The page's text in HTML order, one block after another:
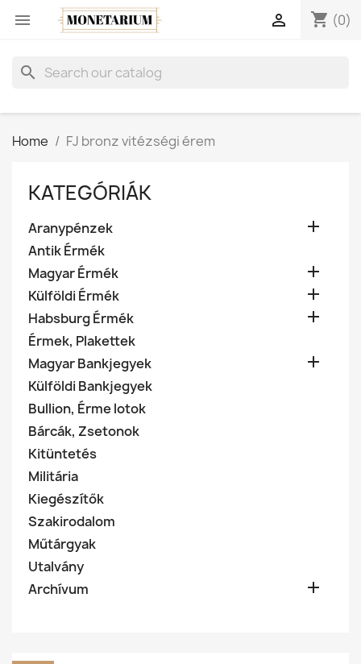
 shopping_cart (0)

search
Home FJ bronz vitézségi érem
KATEGÓRIÁK
Aranypénzek 
Antik Érmék
Magyar Érmék

Külföldi Érmék 
Habsburg Érmék 
Érmek, Plakettek
Magyar Bankjegyek

Külföldi Bankjegyek
Bullion, Érme lotok
Bárcák, Zsetonok
Kitüntetés
Militária
Kiegészítők
Szakirodalom
Műtárgyak
Utalvány
Archívum
